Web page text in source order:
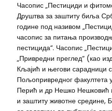
Часопис „Пестициди и
Друштва за заштиту биља
године под називом
часопис за питања
пестицида“. Часопис
„Привредни преглед“ (као
Кљајић и његови сарадници
Пољопривредног факултета
Перић и др Нешко Нешковић
и заштиту животне средине,